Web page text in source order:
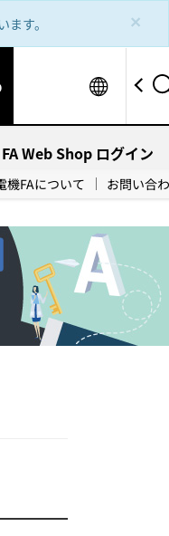
×
す。
機FAについて お問い合
FA Web Shop ログイン